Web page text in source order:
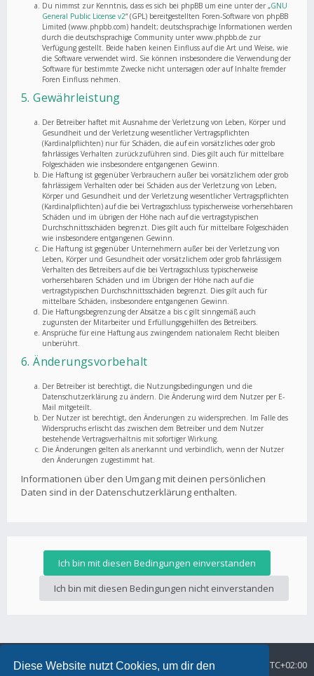
Diese Website nutzt Cookies, um dir den
Du nimmst zur Kenntnis, dass es sich bei phpBB um eine unter der „GNU
General Public License v2“ (GPL) bereitgestellten Foren-Software von phpBB
Limited (www.phpbb.com) handelt; deutschsprachige Informationen werden
durch die deutschsprachige Community unter www.phpbb.de zur
Verfügung gestellt. Beide haben keinen Einfluss auf die Art und Weise, wie
die Software verwendet wird. Sie können insbesondere die Verwendung der
Software für bestimmte Zwecke nicht untersagen oder auf Inhalte fremder
Foren Einfluss nehmen.
5. Gewährleistung
Der Betreiber haftet mit Ausnahme der Verletzung von Leben, Körper und
Gesundheit und der Verletzung wesentlicher Vertragspflichten
(Kardinalpflichten) nur für Schäden, die auf ein vorsätzliches oder grob
fahrlässiges Verhalten zurückzuführen sind. Dies gilt auch für mittelbare
Folgeschäden wie insbesondere entgangenen Gewinn.
Die Haftung ist gegenüber Verbrauchern außer bei vorsätzlichem oder grob
fahrlässigem Verhalten oder bei Schäden aus der Verletzung von Leben,
Körper und Gesundheit und der Verletzung wesentlicher Vertragspflichten
(Kardinalpflichten) auf die bei Vertragsschluss typischerweise vorhersehbaren
Schäden und im übrigen der Höhe nach auf die vertragstypischen
Durchschnittsschäden begrenzt. Dies gilt auch für mittelbare Folgeschäden
wie insbesondere entgangenen Gewinn.
Die Haftung ist gegenüber Unternehmern außer bei der Verletzung von
Leben, Körper und Gesundheit oder vorsätzlichem oder grob fahrlässigem
Verhalten des Betreibers auf die bei Vertragsschluss typischerweise
vorhersehbaren Schäden und im Übrigen der Höhe nach auf die
vertragstypischen Durchschnittsschäden begrenzt. Dies gilt auch für
mittelbare Schäden, insbesondere entgangenen Gewinn.
Die Haftungsbegrenzung der Absätze a bis c gilt sinngemäß auch
zugunsten der Mitarbeiter und Erfüllungsgehilfen des Betreibers.
Ansprüche für eine Haftung aus zwingendem nationalem Recht bleiben
unberührt.
6. Änderungsvorbehalt
Der Betreiber ist berechtigt, die Nutzungsbedingungen und die
Datenschutzerklärung zu ändern. Die Änderung wird dem Nutzer per E-
Mail mitgeteilt.
Der Nutzer ist berechtigt, den Änderungen zu widersprechen. Im Falle des
Widerspruchs erlischt das zwischen dem Betreiber und dem Nutzer
bestehende Vertragsverhältnis mit sofortiger Wirkung.
Die Änderungen gelten als anerkannt und verbindlich, wenn der Nutzer
den Änderungen zugestimmt hat.
Informationen über den Umgang mit deinen persönlichen
Daten sind in der Datenschutzerklärung enthalten.
Foren-Übersicht Alle Zeiten sind UTC+02:00